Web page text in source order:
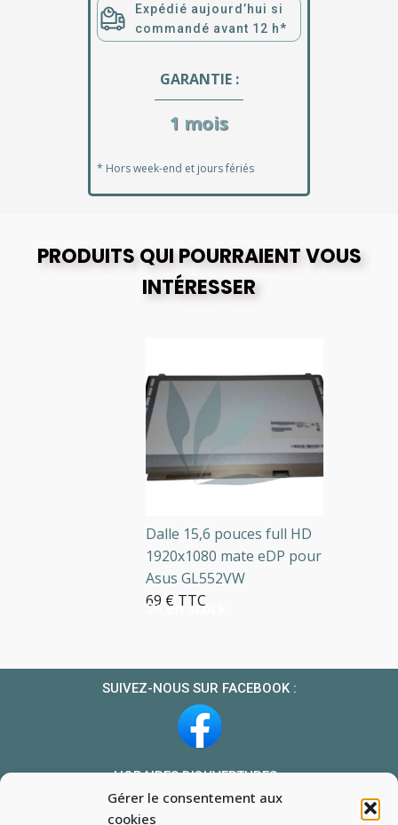
Gérer le consentement aux
cookies
Expédié aujourd’hui si
commandé avant 12 h*
GARANTIE :
1 mois
* Hors week-end et jours fériés
PRODUITS QUI POURRAIENT VOUS
INTÉRESSER
5+ en stock
Dalle 15,6 pouces full HD
1920x1080 mate eDP pour
Asus GL552VW
69 € TTC
SUIVEZ-NOUS SUR FACEBOOK :
HORAIRES D’OUVERTURES :
Du lundi au vendredi : 10h-13h et 14h-19h